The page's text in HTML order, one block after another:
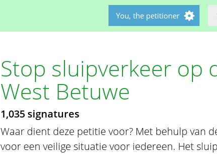
You, the petitioner
Stop sluipverkeer op
West Betuwe
1,035 signatures
Waar dient deze petitie voor? Met behulp van
voor een veilige situatie voor iedereen. Het